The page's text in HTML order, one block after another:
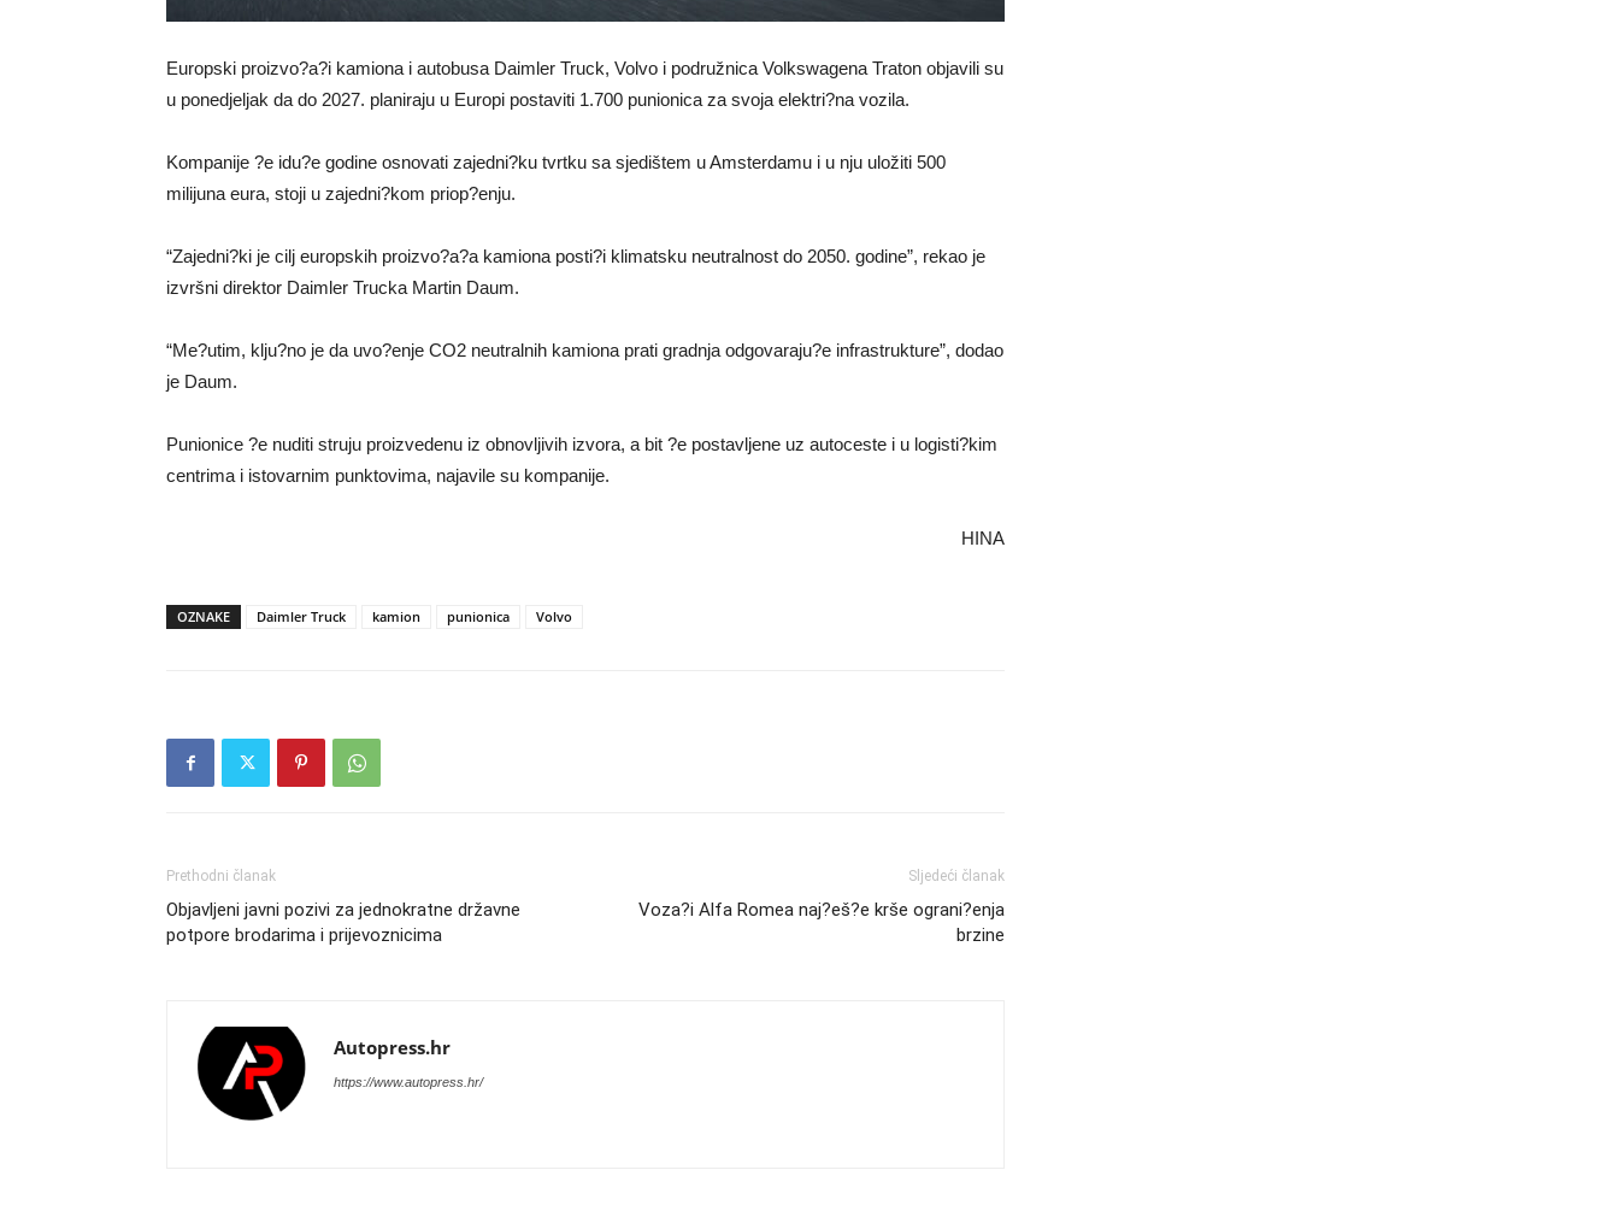
Europski proizvo?a?i kamiona i autobusa Daimler Truck, Volvo i podružnica Volkswagena Traton objavili su
u ponedjeljak da do 2027. planiraju u Europi postaviti 1.700 punionica za svoja elektri?na vozila.
Kompanije ?e idu?e godine osnovati zajedni?ku tvrtku sa sjedištem u Amsterdamu i u nju uložiti 500
milijuna eura, stoji u zajedni?kom priop?enju.
“Zajedni?ki je cilj europskih proizvo?a?a kamiona posti?i klimatsku neutralnost do 2050. godine”, rekao je
izvršni direktor Daimler Trucka Martin Daum.
“Me?utim, klju?no je da uvo?enje CO2 neutralnih kamiona prati gradnja odgovaraju?e infrastrukture”, dodao
je Daum.
Punionice ?e nuditi struju proizvedenu iz obnovljivih izvora, a bit ?e postavljene uz autoceste i u logisti?kim
centrima i istovarnim punktovima, najavile su kompanije.
HINA
OZNAKE Daimler Truck kamion punionica Volvo
Prethodni članak
Objavljeni javni pozivi za jednokratne državne
potpore brodarima i prijevoznicima
Sljedeći članak
Voza?i Alfa Romea naj?eš?e krše ograni?enja
brzine
Autopress.hr
https://www.autopress.hr/